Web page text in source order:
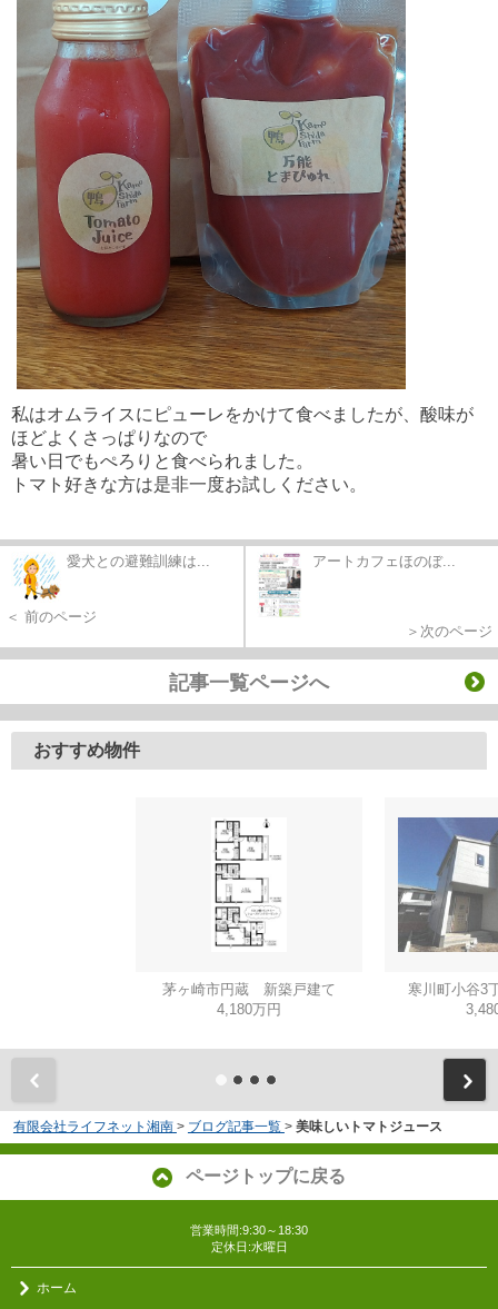
私はオムライスにピューレをかけて食べましたが、酸味が
ほどよくさっぱりなので
暑い日でもぺろりと食べられました。
トマト好きな方は是非一度お試しください。
愛犬との避難訓練は...
＜ 前のページ
アートカフェほのぼ...
＞次のページ
記事一覧ページへ
おすすめ物件
茅ヶ崎市円蔵 新築戸建て
4,180万円
寒川町小谷3
有限会社ライフネット湘南 > ブログ記事一覧 > 美味しいトマトジュース
ページトップに戻る
営業時間:9:30～18:30
定休日:水曜日
ホーム